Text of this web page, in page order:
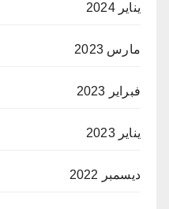
يناير 2024
مارس 2023
فبراير 2023
يناير 2023
ديسمبر 2022